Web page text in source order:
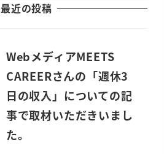
最近の投稿
WebメディアMEETS
CAREERさんの「週休3
日の収入」についての記
事で取材いただきいまし
た。